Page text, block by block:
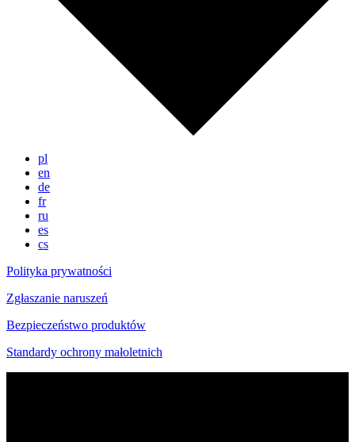
pl
en
de
fr
ru
es
cs
Polityka prywatności
Zgłaszanie naruszeń
Bezpieczeństwo produktów
Standardy ochrony małoletnich